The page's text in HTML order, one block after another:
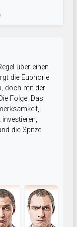
über einen
die Euphorie
doch mit der
Folge: Das
die Spitze